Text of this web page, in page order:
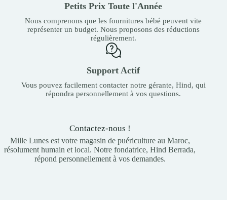
Petits Prix Toute l'Année
Nous comprenons que les fournitures bébé peuvent vite
représenter un budget. Nous proposons des réductions
régulièrement.
Support Actif
Vous pouvez facilement contacter notre gérante, Hind, qui
répondra personnellement à vos questions.
Contactez-nous !
Mille Lunes est votre magasin de puériculture au Maroc,
résolument humain et local. Notre fondatrice, Hind Berrada,
répond personnellement à vos demandes.